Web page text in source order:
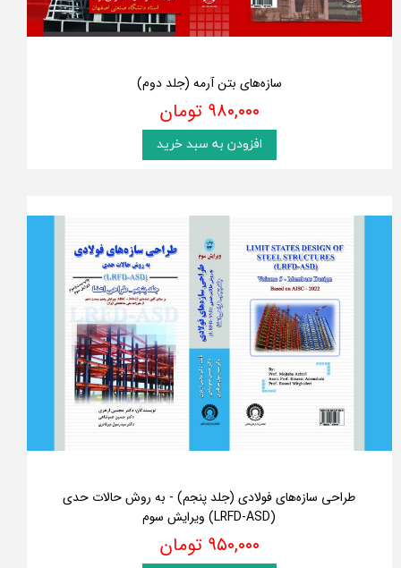
سازه‌های بتن آرمه (جلد دوم)
۹۸۰,۰۰۰ تومان
افزودن به سبد خرید
طراحی سازه‌های فولادی (جلد پنجم) - به روش حالات حدی
(LRFD-ASD) ویرایش سوم
۹۵۰,۰۰۰ تومان